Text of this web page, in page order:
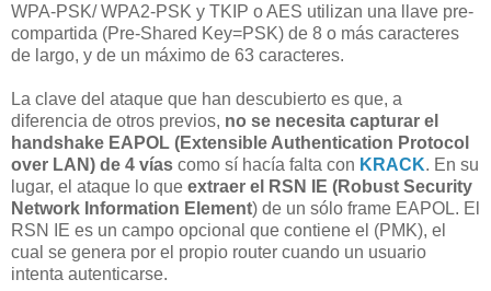
WPA-PSK/ WPA2-PSK y TKIP o AES utilizan una llave pre-
compartida (Pre-Shared Key=PSK) de 8 o más caracteres
de largo, y de un máximo de 63 caracteres.
La clave del ataque que han descubierto es que, a
diferencia de otros previos, no se necesita capturar el
handshake EAPOL (Extensible Authentication Protocol
over LAN) de 4 vías como sí hacía falta con KRACK. En su
lugar, el ataque lo que extraer el RSN IE (Robust Security
Network Information Element) de un sólo frame EAPOL. El
RSN IE es un campo opcional que contiene el (PMK), el
cual se genera por el propio router cuando un usuario
intenta autenticarse.